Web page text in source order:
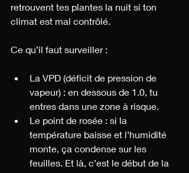
retrouvent tes plantes la nuit si ton
climat est mal contrôlé.
Ce qu’il faut surveiller :
La VPD (déficit de pression de
vapeur) : en dessous de 1.0, tu
entres dans une zone à risque.
Le point de rosée : si la
température baisse et l’humidité
monte, ça condense sur les
feuilles. Et là, c’est le début de la